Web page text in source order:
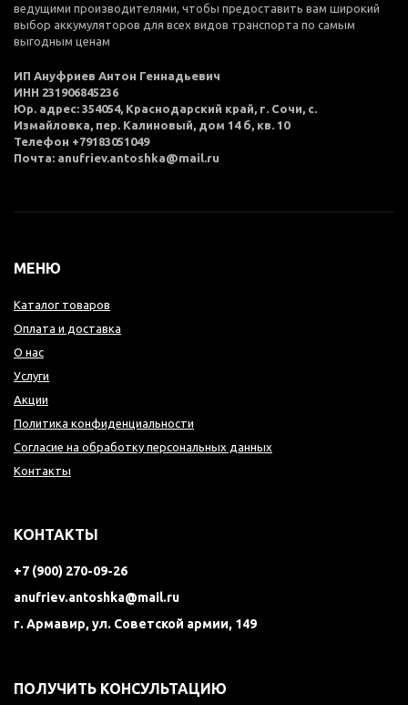
ведущими производителями, чтобы предоставить вам широкий
выбор аккумуляторов для всех видов транспорта по самым
выгодным ценам
ИП Ануфриев Антон Геннадьевич
ИНН 231906845236
Юр. адрес: 354054, Краснодарский край, г. Сочи, с.
Измайловка, пер. Калиновый, дом 14 б, кв. 10
Телефон +79183051049
Почта: anufriev.antoshka@mail.ru
МЕНЮ
Каталог товаров
Оплата и доставка
О нас
Услуги
Акции
Политика конфиденциальности
Согласие на обработку персональных данных
Контакты
КОНТАКТЫ
+7 (900) 270-09-26
anufriev.antoshka@mail.ru
г. Армавир, ул. Советской армии, 149
ПОЛУЧИТЬ КОНСУЛЬТАЦИЮ